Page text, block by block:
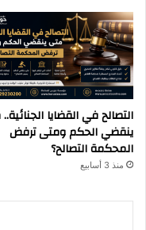
التصالح في القضايا
ينقضي الحكم ومتى ترفض
المحكمة التصالح؟
منذ 3 أسابيع